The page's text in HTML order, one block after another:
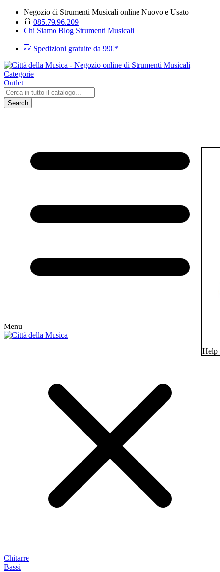
Negozio di Strumenti Musicali online Nuovo e Usato
085.79.96.209
Chi Siamo Blog Strumenti Musicali
Spedizioni gratuite da 99€*
Categorie
Outlet
Search
Menu
Chitarre
Bassi
Help